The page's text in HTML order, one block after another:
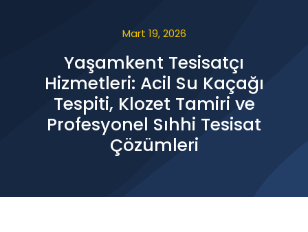
Mart 19, 2026
Yaşamkent Tesisatçı
Hizmetleri: Acil Su Kaçağı
Tespiti, Klozet Tamiri ve
Profesyonel Sıhhi Tesisat
Çözümleri